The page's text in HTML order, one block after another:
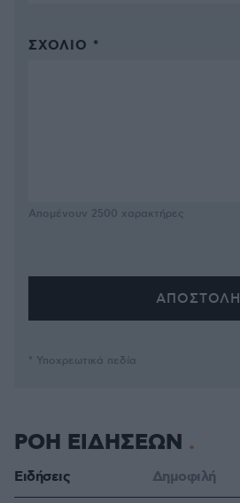
ΣΧΌΛΙΟ *
Απομένουν 2500 χαρακτήρες
* Υποχρεωτικά πεδία
ΡΟΗ ΕΙΔΗΣΕΩΝ
Ειδήσεις Δημοφιλή